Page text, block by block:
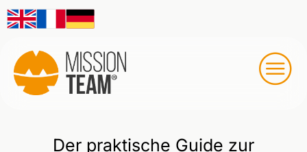
Der praktische Guide zur